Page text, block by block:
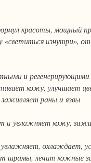
красоты, мощный
изнутри»,
и
кожу, улучшает
раны и язвы
и увлажняет кожу,
охлаждает,
шрамы, лечит кожные